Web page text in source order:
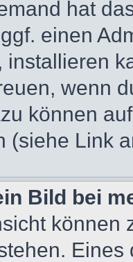
hat
einen
installieren
wenn
können
(siehe Link
Bild bei
können